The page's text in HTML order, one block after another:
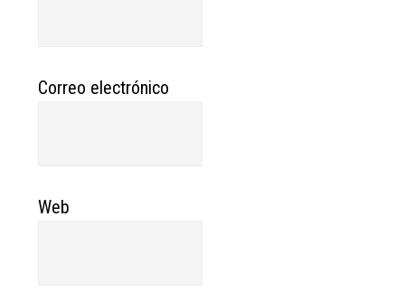
Correo electrónico
Web